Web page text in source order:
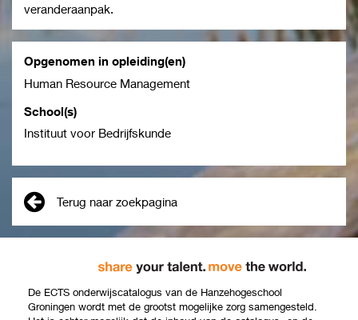
veranderaanpak.
Opgenomen in opleiding(en)
Human Resource Management
School(s)
Instituut voor Bedrijfskunde
Terug naar zoekpagina
De ECTS onderwijscatalogus van de Hanzehogeschool
Groningen wordt met de grootst mogelijke zorg samengesteld.